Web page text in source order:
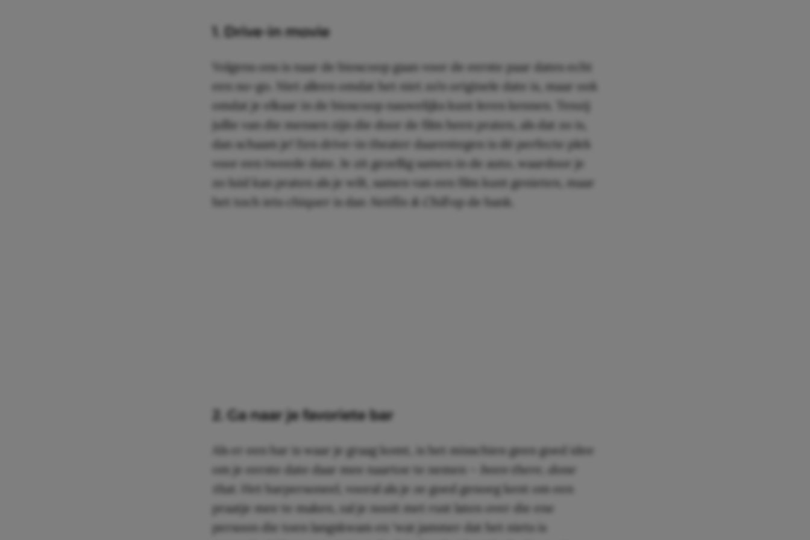
1. Drive-in movie
Volgens ons is naar de bioscoop gaan voor de eerste paar dates echt
een no-go. Niet alleen omdat het niet zo’n originele date is, maar ook
omdat je elkaar in de bioscoop nauwelijks kunt leren kennen. Tenzij
jullie van die mensen zijn die door de film heen praten, als dat zo is,
dan schaam je! Een drive-in theater daarentegen is dé perfecte plek
voor een tweede date. Je zit gezellig samen in de auto, waardoor je
zo luid kan praten als je wilt, samen van een film kunt genieten, maar
het toch iets chiquer is dan
Netflix & Chill op de bank.
2. Ga naar je favoriete bar
Als er een bar is waar je graag komt, is het misschien geen goed idee
om je eerste date daar mee naartoe te nemen –
been there, done
that
. Het barpersoneel, vooral als je ze goed genoeg kent om een
praatje mee te maken, zal je nooit met rust laten over die ene
persoon die toen langskwam en ‘wat jammer dat het niets is